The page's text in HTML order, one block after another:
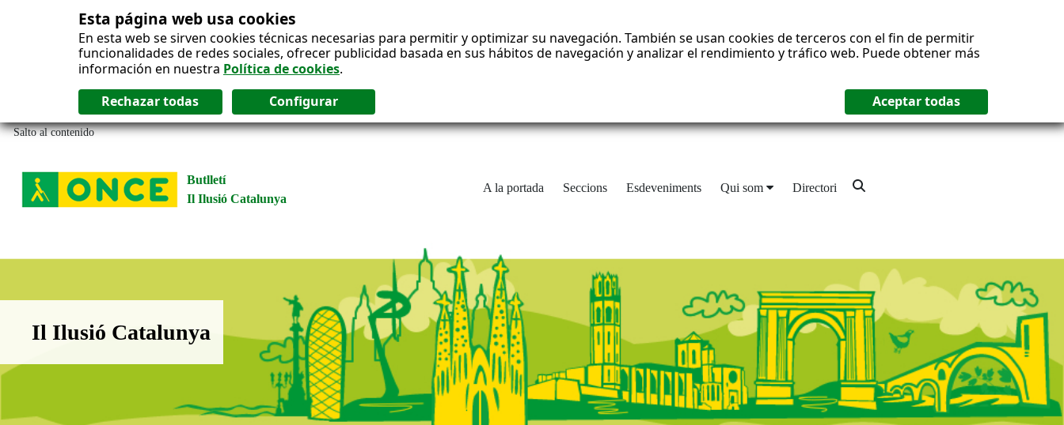
Esta página web usa cookies
En esta web se sirven cookies técnicas necesarias para permitir y optimizar su navegación. También se usan cookies de terceros con el fin de permitir
funcionalidades de redes sociales, ofrecer publicidad basada en sus hábitos de navegación y analizar el rendimiento y tráfico web. Puede obtener más
información en nuestra Política de cookies.
Salto al contenido
Butlletí
Il Ilusió Catalunya
A la portada Seccions Esdeveniments Qui som Directori
Boletín Il·lusió Catalunya
Il Ilusió Catalunya